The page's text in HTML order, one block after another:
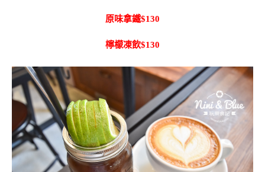
原味拿鐵$130
檸檬凍飲$130